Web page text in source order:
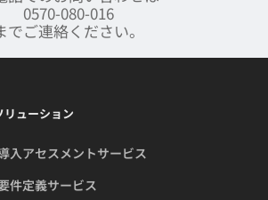
0570-080-016
でご連絡ください。
ューション
入アセスメントサービス
件定義サービス